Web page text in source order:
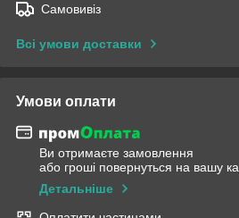
Самовивіз
Всі умови доставки
Умови оплати
Ви отримаєте замовлення
або гроші повернуться на вашу
Детальніше